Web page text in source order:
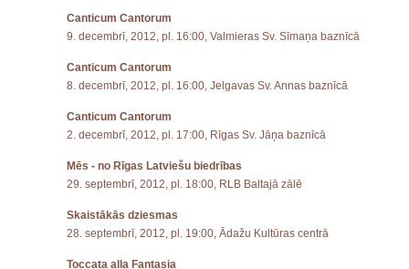
Canticum Cantorum
9. decembrī, 2012, pl. 16:00, Valmieras Sv. Sīmaņa baznīcā
Canticum Cantorum
8. decembrī, 2012, pl. 16:00, Jelgavas Sv. Annas baznīcā
Canticum Cantorum
2. decembrī, 2012, pl. 17:00, Rīgas Sv. Jāņa baznīcā
Mēs - no Rīgas Latviešu biedrības
29. septembrī, 2012, pl. 18:00, RLB Baltajā zālē
Skaistākās dziesmas
28. septembrī, 2012, pl. 19:00, Ādažu Kultūras centrā
Toccata alla Fantasia